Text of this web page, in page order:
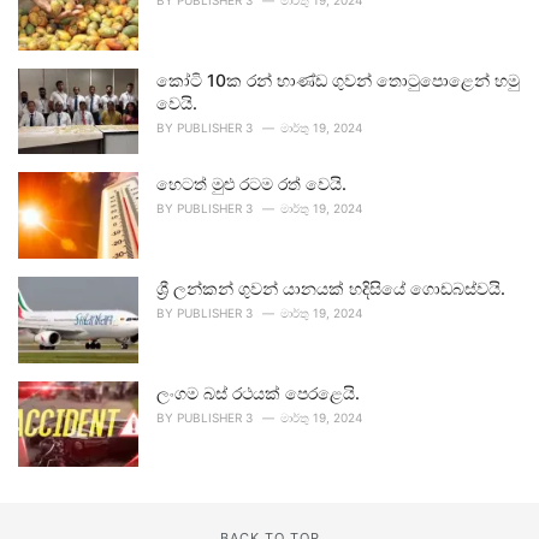
කෝටි 10ක රන් භාණ්ඩ ගුවන් තොටුපොළෙන් හමු
වෙයි.
BY PUBLISHER 3 මාර්තු 19, 2024
හෙටත් මුළු රටම රත් වෙයි.
BY PUBLISHER 3 මාර්තු 19, 2024
ශ්‍රී ලන්කන් ගුවන් යානයක් හදිසියේ ගොඩබස්වයි.
BY PUBLISHER 3 මාර්තු 19, 2024
ලංගම බස් රථයක් පෙරළෙයි.
BY PUBLISHER 3 මාර්තු 19, 2024